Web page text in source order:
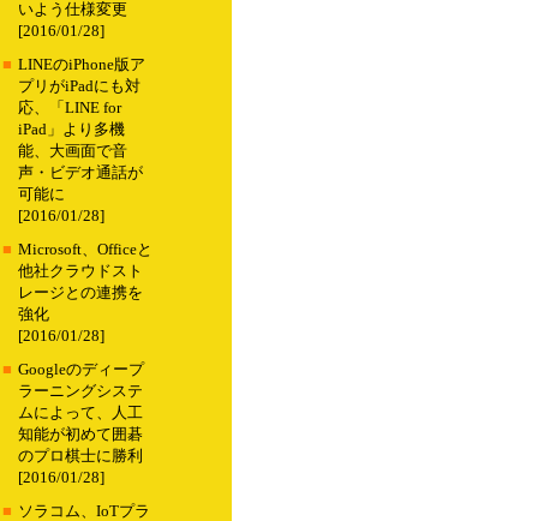
いよう仕様変更
[2016/01/28]
■ LINEのiPhone版ア
プリがiPadにも対
応、「LINE for
iPad」より多機
能、大画面で音
声・ビデオ通話が
可能に
[2016/01/28]
■ Microsoft、Officeと
他社クラウドスト
レージとの連携を
強化
[2016/01/28]
■ Googleのディープ
ラーニングシステ
ムによって、人工
知能が初めて囲碁
のプロ棋士に勝利
[2016/01/28]
■ ソラコム、IoTプラ